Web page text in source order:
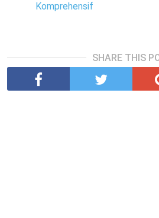
Komprehensif
SHARE THIS